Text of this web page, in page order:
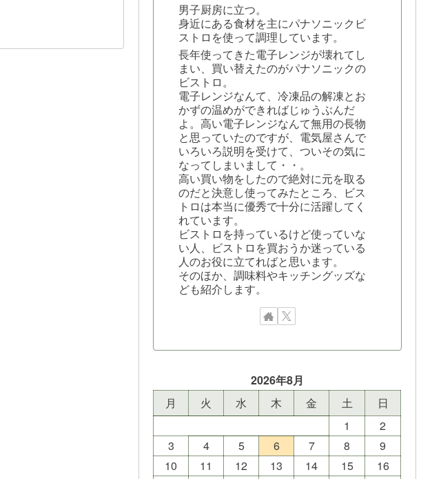
男子厨房に立つ。
身近にある食材を主にパナソニックビ
ストロを使って調理しています。
長年使ってきた電子レンジが壊れてし
まい、買い替えたのがパナソニックの
ビストロ。
電子レンジなんて、冷凍品の解凍とお
かずの温めができればじゅうぶんだ
よ。高い電子レンジなんて無用の長物
と思っていたのですが、電気屋さんで
いろいろ説明を受けて、ついその気に
なってしまいまして・・。
高い買い物をしたので絶対に元を取る
のだと決意し使ってみたところ、ビス
トロは本当に優秀で十分に活躍してく
れています。
ビストロを持っているけど使っていな
い人、ビストロを買おうか迷っている
人のお役に立てればと思います。
そのほか、調味料やキッチングッズな
ども紹介します。
2026年8月
月
火 水 木 金 土
日
1
2
3
4 5 6 7 8
9
10
11 12 13 14 15
16